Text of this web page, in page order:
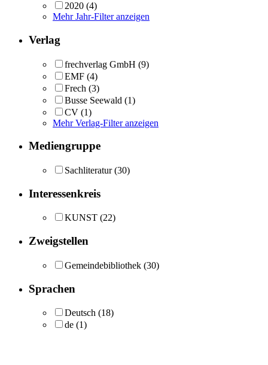
2020 (4)
Mehr Jahr-Filter anzeigen
Verlag
frechverlag GmbH (9)
EMF (4)
Frech (3)
Busse Seewald (1)
CV (1)
Mehr Verlag-Filter anzeigen
Mediengruppe
Sachliteratur (30)
Interessenkreis
KUNST (22)
Zweigstellen
Gemeindebibliothek (30)
Sprachen
Deutsch (18)
de (1)